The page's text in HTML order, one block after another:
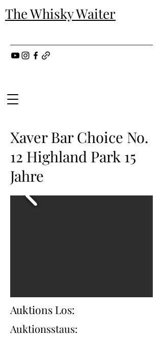
The Whisky Waiter
Xaver Bar Choice No.
12 Highland Park 15
Jahre
Auktions Los:
Auktionsstaus: